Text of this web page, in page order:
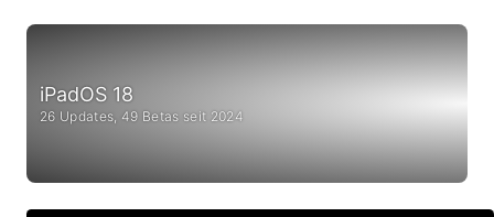
iPadOS 18
26 Updates, 49 Betas seit 2024